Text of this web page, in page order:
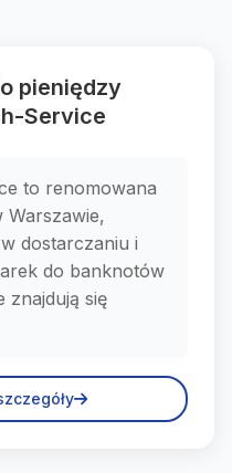
pieniędzy
Service
to renomowana
Warszawie,
dostarczaniu i
do banknotów
znajdują się